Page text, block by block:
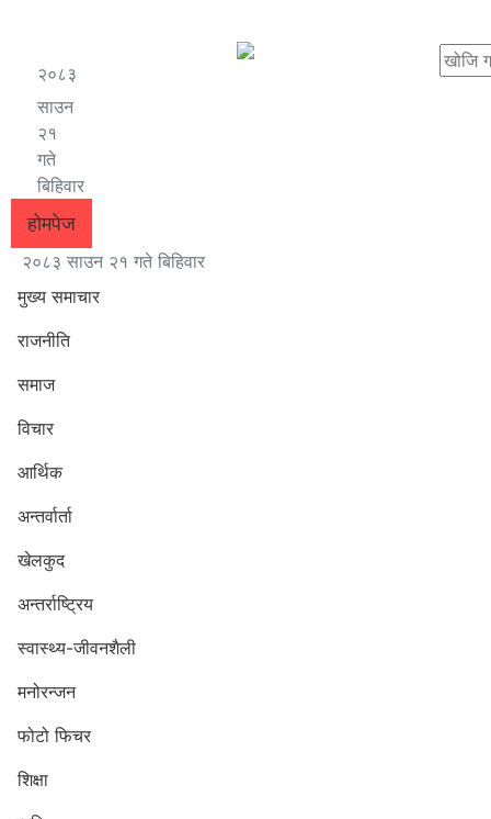
२०८३
साउन
२१
गते
बिहिवार
होमपेज
२०८३ साउन २१ गते बिहिवार
मुख्य समाचार
राजनीति
समाज
विचार
आर्थिक
अन्तर्वार्ता
खेलकुद
अन्तर्राष्ट्रिय
स्वास्थ्य-जीवनशैली
मनोरन्जन
फोटो फिचर
शिक्षा